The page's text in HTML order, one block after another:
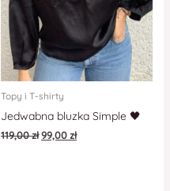
Topy i T-shirty
Jedwabna bluzka Simple 🖤
119,00zł99,00zł